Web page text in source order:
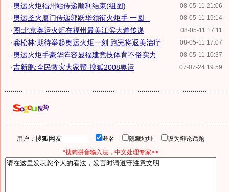
08-05-11 21:06
·奥运火炬福州站传递顺利结束(组图)
08-05-11 19:14
·奥运圣火厦门传递郭跃华领衔火炬手 一圆...
08-05-11 17:11
·图:北京奥运火炬在福州最美江滨大道传递
08-05-11 17:07
·龚松林:期待举起奥运火炬一刻 跑完将返美治疗
08-05-11 10:37
·奥运火炬手豪华阵容显福建竞技体育不俗实力
07-07-24 19:59
·吉新鹏:全民救灾大家帮-搜狐2008奥运
用户： 匿名 隐藏地址
设为辩论话题
*搜狗拼音输入法，中文处理专家>>